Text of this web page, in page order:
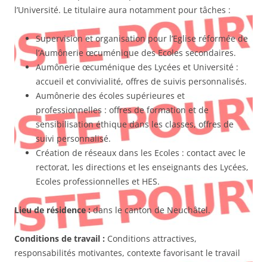
l’Université. Le titulaire aura notamment pour tâches :
Supervision et organisation pour l’Eglise réformée de
l’Aumônerie œcuménique des Ecoles secondaires.
Aumônerie œcuménique des Lycées et Université :
accueil et convivialité, offres de suivis personnalisés.
Aumônerie des écoles supérieures et
professionnelles : offres de formation et de
sensibilisation éthique dans les classes, offres de
suivi personnalisé.
Création de réseaux dans les Ecoles : contact avec le
rectorat, les directions et les enseignants des Lycées,
Ecoles professionnelles et HES.
Lieu de résidence :dans le canton de Neuchâtel.
Conditions de travail : Conditions attractives,
responsabilités motivantes, contexte favorisant le travail